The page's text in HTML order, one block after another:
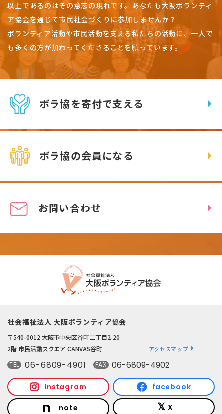
以上であるのはその意志の現れです。 あなたも大阪ボランティ
ア協会を通じて市民社会づくりに参加しませんか？
ボランティア活動や市民活動を支える私たちの活動に、一人で
も多くの方が加わってくださることを願っています。
ボラ協を寄付で支える
ボラ協の会員になる
お問い合わせ
社会福祉法人 大阪ボランティア協会
〒540-0012 大阪市中央区谷町二丁目2-20
2階 市民活動スクエア CANVAS谷町
アクセスマップ
TEL 06-6809-4901 FAX 06-6809-4902
Instagram facebook
note X